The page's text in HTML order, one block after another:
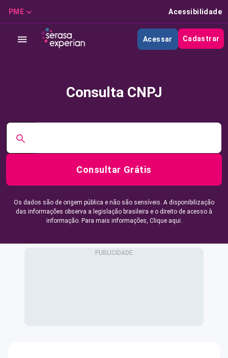
PME Acessibilidade
Acessar Cadastrar
Consulta CNPJ
Consultar Grátis
Os dados são de origem pública e não são sensíveis. A disponibilização
das informações observa a legislação brasileira e o direito de acesso à
informação. Para mais informações, Clique aqui.